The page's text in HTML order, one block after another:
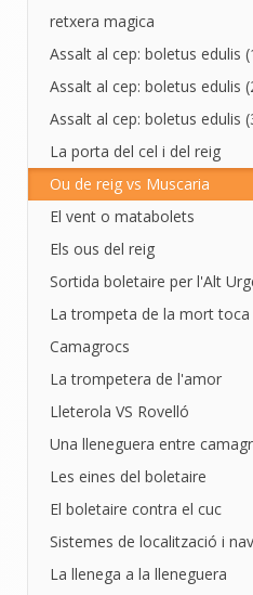
retxera magica
Assalt al cep: boletus edulis
Assalt al cep: boletus edulis
Assalt al cep: boletus edulis
La porta del cel i del reig
Ou de reig vs Muscaria
El vent o matabolets
Els ous del reig
Sortida boletaire per l'Alt
La trompeta de la mort toca
Camagrocs
La trompetera de l'amor
Lleterola VS Rovelló
Una lleneguera entre
Les eines del boletaire
El boletaire contra el cuc
Sistemes de localització i
La llenega a la lleneguera